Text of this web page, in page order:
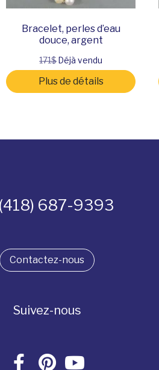
Bracelet, perles d’eau
douce, argent
171$Déjà vendu
Plus de détails
687-9393
Contactez-nous
Suivez-nous